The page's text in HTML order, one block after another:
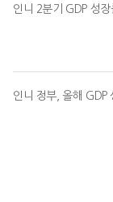
인니 2분기 GDP 성
인니 정부, 올해 GDP